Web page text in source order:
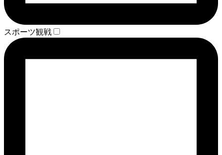
スポーツ観戦